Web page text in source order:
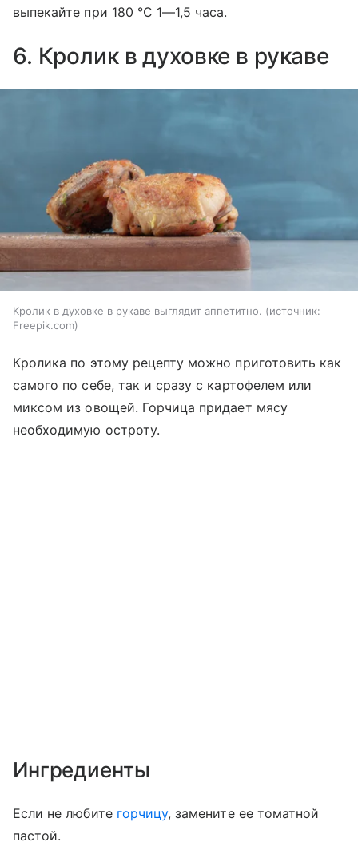
выпекайте при 180 °C 1—1,5 часа.
6. Кролик в духовке в рукаве
Кролик в духовке в рукаве выглядит аппетитно.
источник:
Freepik.com
Кролика по этому рецепту можно приготовить как
самого по себе, так и сразу с картофелем или
миксом из овощей. Горчица придает мясу
необходимую остроту.
Ингредиенты
Если не любите горчицу, замените ее томатной
пастой.